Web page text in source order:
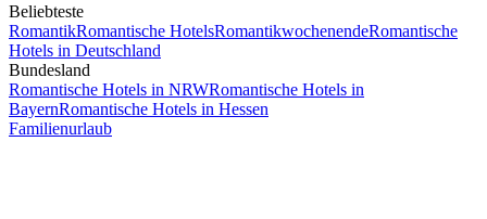
Beliebteste
RomantikRomantische HotelsRomantikwochenendeRomantische
Hotels in Deutschland
Bundesland
Romantische Hotels in NRWRomantische Hotels in
BayernRomantische Hotels in Hessen
Familienurlaub